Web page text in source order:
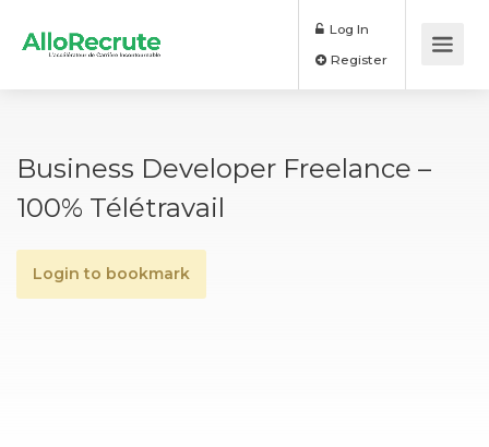
Log In
Business Developer Freelance –
100% Télétravail
Login to bookmark